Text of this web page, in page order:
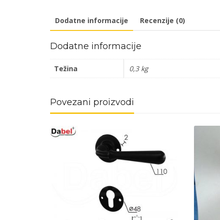
Dodatne informacije Recenzije (0)
Dodatne informacije
Težina 0,3 kg
Povezani proizvodi